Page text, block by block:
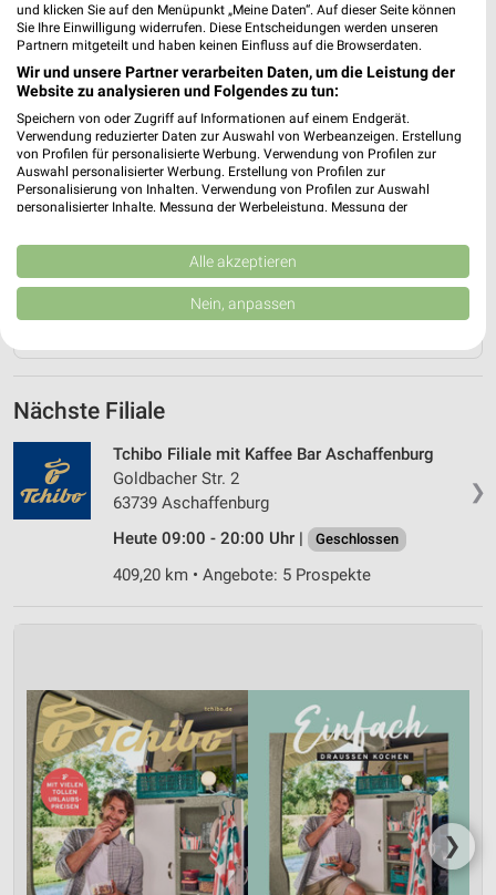
Nächste Filiale
❯
Tchibo Filiale mit Kaffee Bar Aschaffenburg
Goldbacher Str. 2
63739 Aschaffenburg
Heute 09:00 - 20:00 Uhr |
Geschlossen
409,20 km • Angebote: 5 Prospekte
❯
und klicken Sie auf den Menüpunkt „Meine Daten“. Auf dieser Seite können
Sie Ihre Einwilligung widerrufen. Diese Entscheidungen werden unseren
Partnern mitgeteilt und haben keinen Einfluss auf die Browserdaten.
Wir und unsere Partner verarbeiten Daten, um die Leistung der
Website zu analysieren und Folgendes zu tun:
Speichern von oder Zugriff auf Informationen auf einem Endgerät.
Verwendung reduzierter Daten zur Auswahl von Werbeanzeigen. Erstellung
von Profilen für personalisierte Werbung. Verwendung von Profilen zur
Auswahl personalisierter Werbung. Erstellung von Profilen zur
Personalisierung von Inhalten. Verwendung von Profilen zur Auswahl
personalisierter Inhalte. Messung der Werbeleistung. Messung der
Kombinationen von Daten aus verschiedenen Quellen. Entwicklung und
Verbesserung der Angebote. Verwendung reduzierter Daten zur Auswahl
von Inhalten.
Daten können außerhalb der Europäischen Union weitergegeben und in die
Website/App.
Wir nutzen Ihre Daten für folgende Zwecke:
IAB-Verarbeitungszwecke:
Speichern von oder Zugriff auf Informationen
auf einem Endgerät
Verwendung reduzierter Daten zur Auswahl von
Erstellung von Profilen zur Personalisierung
von Inhalten
Verwendung von Profilen zur Auswahl
personalisierter Inhalte
Messung der Werbeleistung
Alle akzeptieren
Nein, anpassen